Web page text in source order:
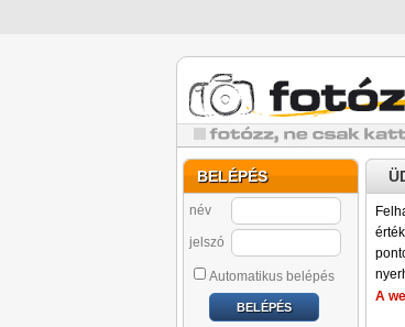
BELÉPÉS
név
jelszó
Automatikus belépés
A